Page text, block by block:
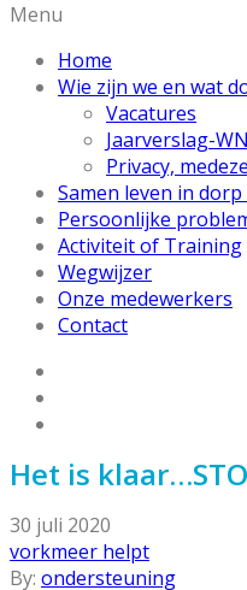
Menu
Home
Wie zijn we en wat
Vacatures
Jaarverslag-
Privacy,
Samen leven in
Persoonlijke
Activiteit of Training
Wegwijzer
Onze medewerkers
Contact
Het is
30 juli 2020
vorkmeer helpt
By: ondersteuning